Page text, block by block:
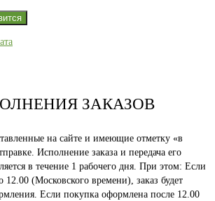
ЗАКАЗОВ
на сайте и имеющие отметку «в
Исполнение заказа и передача его
в течение 1 рабочего дня. При этом: Если
(Московского времени), заказ будет
Если покупка оформлена после 12.00